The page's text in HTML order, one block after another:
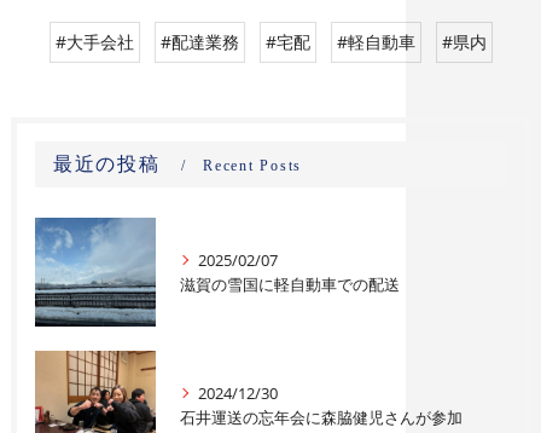
#大手会社 #配達業務 #宅配 #軽自動車 #県内
最近の投稿 Recent Posts
2025/02/07
滋賀の雪国に軽自動車での配送
2024/12/30
石井運送の忘年会に森脇健児さんが参加